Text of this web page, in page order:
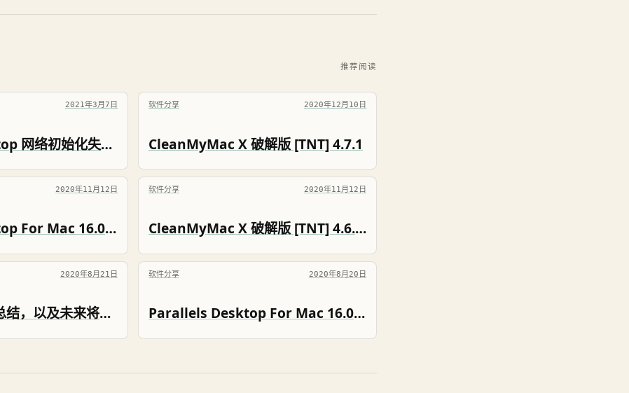
推荐阅读
2021年3月7日
Parallels Desktop 网络初始化失败 USB 不能连接设备
软件分享 2020年12月10日
CleanMyMac X 破解版 [TNT] 4.7.1
2020年11月12日
Parallels Desktop For Mac 16.0.1.48911 破解版 [TNT]
软件分享 2020年11月12日
CleanMyMac X 破解版 [TNT] 4.6.15
2020年8月21日
分享破解软件的总结，以及未来将减缓分享直至完全停止
软件分享 2020年8月20日
Parallels Desktop For Mac 16.0.0.48916 破解版 [TNT]